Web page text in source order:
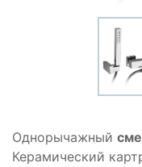
Однорычажный
Керамический